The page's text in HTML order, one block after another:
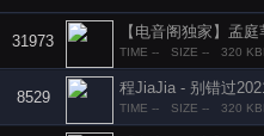
31973
TIME -- SIZE -- 320
8529
程JiaJia - 别错过
TIME -- SIZE -- 320